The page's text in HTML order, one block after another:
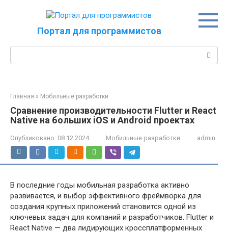
Портал для программистов
Главная » Мобильные разработки
Сравнение производительности Flutter и React
Native на больших iOS и Android проектах
Опубликовано: 08.12.2024 Мобильные разработки admin
В последние годы мобильная разработка активно
развивается, и выбор эффективного фреймворка для
создания крупных приложений становится одной из
ключевых задач для компаний и разработчиков. Flutter и
React Native — два лидирующих кроссплатформенных